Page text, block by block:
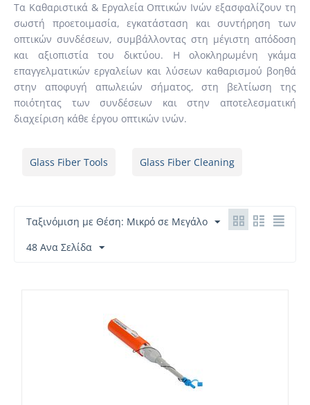
Τα Καθαριστικά & Εργαλεία Οπτικών Ινών εξασφαλίζουν τη
σωστή προετοιμασία, εγκατάσταση και συντήρηση των
οπτικών συνδέσεων, συμβάλλοντας στη μέγιστη απόδοση
και αξιοπιστία του δικτύου. Η ολοκληρωμένη γκάμα
επαγγελματικών εργαλείων και λύσεων καθαρισμού βοηθά
στην αποφυγή απωλειών σήματος, στη βελτίωση της
ποιότητας των συνδέσεων και στην αποτελεσματική
διαχείριση κάθε έργου οπτικών ινών.
Glass Fiber Tools Glass Fiber Cleaning
Ταξινόμιση με Θέση: Μικρό σε Μεγάλο
48 Ανα Σελίδα